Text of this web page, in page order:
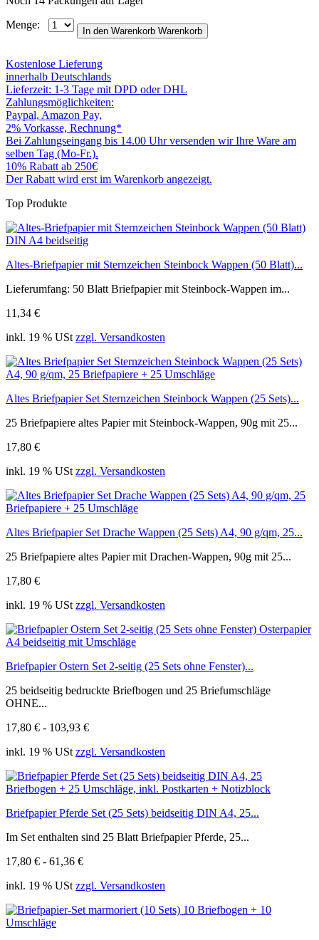
Menge:
In den Warenkorb Warenkorb
Kostenlose Lieferung
innerhalb Deutschlands
Lieferzeit: 1-3 Tage mit DPD oder DHL
Zahlungsmöglichkeiten:
Paypal, Amazon Pay,
2% Vorkasse, Rechnung*
Bei Zahlungseingang bis 14.00 Uhr versenden wir Ihre Ware am
selben Tag (Mo-Fr.).
10% Rabatt ab 250€
Der Rabatt wird erst im Warenkorb angezeigt.
Top Produkte
Altes-Briefpapier mit Sternzeichen Steinbock Wappen (50 Blatt)...
Lieferumfang: 50 Blatt Briefpapier mit Steinbock-Wappen im...
11,34 €
inkl. 19 % USt zzgl. Versandkosten
Altes Briefpapier Set Sternzeichen Steinbock Wappen (25 Sets)...
25 Briefpapiere altes Papier mit Steinbock-Wappen, 90g mit 25...
17,80 €
inkl. 19 % USt zzgl. Versandkosten
Altes Briefpapier Set Drache Wappen (25 Sets) A4, 90 g/qm, 25...
25 Briefpapiere altes Papier mit Drachen-Wappen, 90g mit 25...
17,80 €
inkl. 19 % USt zzgl. Versandkosten
Briefpapier Ostern Set 2-seitig (25 Sets ohne Fenster)...
25 beidseitig bedruckte Briefbogen und 25 Briefumschläge
OHNE...
17,80 € - 103,93 €
inkl. 19 % USt zzgl. Versandkosten
Briefpapier Pferde Set (25 Sets) beidseitig DIN A4, 25...
Im Set enthalten sind 25 Blatt Briefpapier Pferde, 25...
17,80 € - 61,36 €
inkl. 19 % USt zzgl. Versandkosten